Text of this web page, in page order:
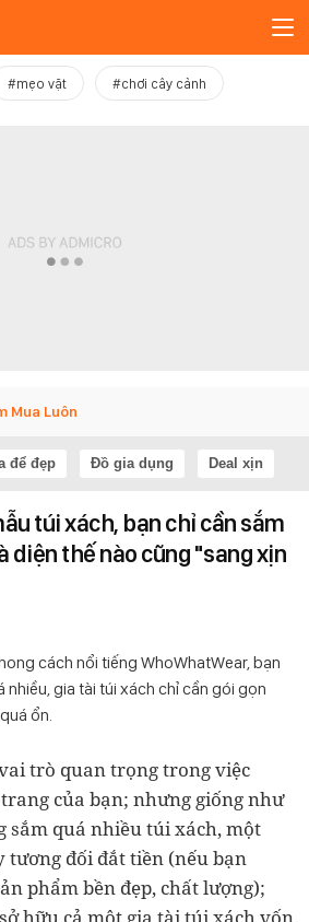
#mẹo vặt #chơi cây cảnh
Mua Luôn
để đẹp Đồ gia dụng Deal xịn
túi xách, bạn chỉ cần sắm
diện thế nào cũng "sang xịn
cách nổi tiếng WhoWhatWear, bạn
gia tài túi xách chỉ cần gói gọn
ổn.
trò quan trọng trong việc
của bạn; nhưng giống như
sắm quá nhiều túi xách, một
tương đối đắt tiền (nếu bạn
phẩm bền đẹp, chất lượng);